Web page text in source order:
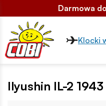
Darmowa
Klocki
Ilyushin IL-2 1943